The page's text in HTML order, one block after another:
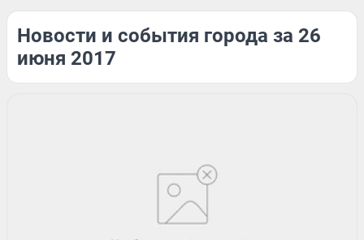
Новости и события города за 26
июня 2017